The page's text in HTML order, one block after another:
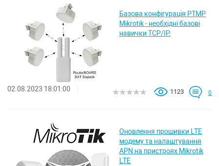
Базова конфігурація PTMP
Mikrotik - необхідні базові
навички TCP/IP.
02.08.2023 18:01:00 1123 0
Оновлення прошивки LTE
модему та налаштування
APN на пристроях Mikrotik
LTE